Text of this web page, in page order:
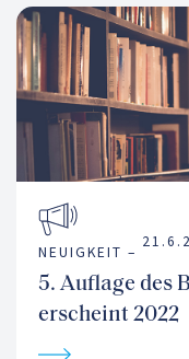
NEUIGKEIT –
5. Auflage des
erscheint 2022